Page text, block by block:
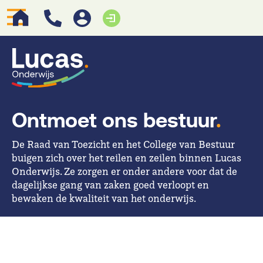
Ontmoet ons bestuur.
De Raad van Toezicht en het College van Bestuur
buigen zich over het reilen en zeilen binnen Lucas
Onderwijs. Ze zorgen er onder andere voor dat de
dagelijkse gang van zaken goed verloopt en
bewaken de kwaliteit van het onderwijs.